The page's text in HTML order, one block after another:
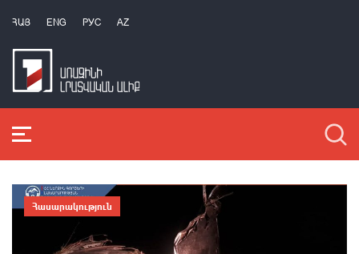
ՀԱՅ ENG РУС AZ
Հասարակություն